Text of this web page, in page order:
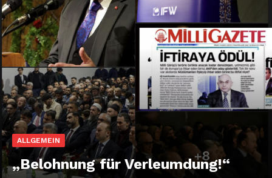
ALLGEMEIN
„Belohnung für Verleumdung!“